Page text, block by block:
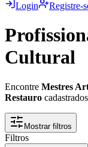
Login
Registre-
Cultural
Encontre Mestres
Restauro
Mostrar filtros
Filtros